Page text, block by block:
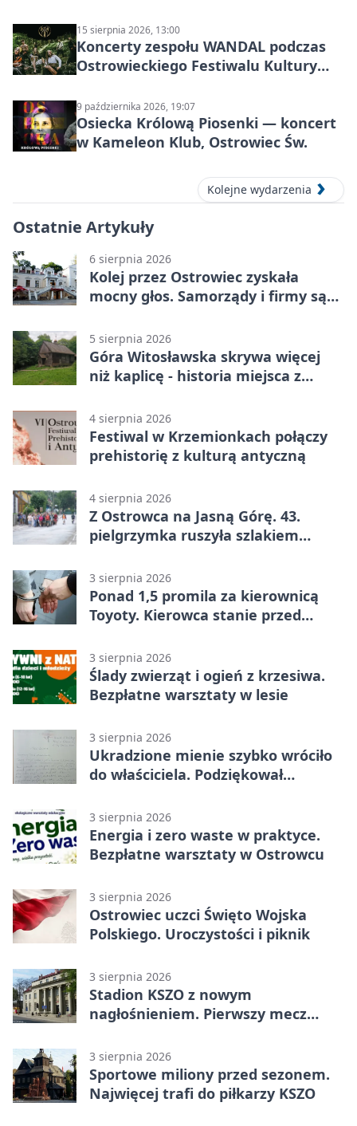
15 sierpnia 2026, 13:00
Koncerty zespołu WANDAL podczas
Ostrowieckiego Festiwalu Kultury
9 października 2026, 19:07
Osiecka Królową Piosenki — koncert
w Kameleon Klub, Ostrowiec Św.
Kolejne wydarzenia
Ostatnie Artykuły
6 sierpnia 2026
Kolej przez Ostrowiec zyskała
mocny głos. Samorządy i firmy są
5 sierpnia 2026
Góra Witosławska skrywa więcej
niż kaplicę - historia miejsca z
4 sierpnia 2026
Festiwal w Krzemionkach połączy
prehistorię z kulturą antyczną
4 sierpnia 2026
Z Ostrowca na Jasną Górę. 43.
pielgrzymka ruszyła szlakiem
3 sierpnia 2026
Ponad 1,5 promila za kierownicą
Toyoty. Kierowca stanie przed
3 sierpnia 2026
Ślady zwierząt i ogień z krzesiwa.
Bezpłatne warsztaty w lesie
3 sierpnia 2026
Ukradzione mienie szybko wróciło
do właściciela. Podziękował
3 sierpnia 2026
Energia i zero waste w praktyce.
Bezpłatne warsztaty w Ostrowcu
3 sierpnia 2026
Ostrowiec uczci Święto Wojska
Polskiego. Uroczystości i piknik
3 sierpnia 2026
Stadion KSZO z nowym
nagłośnieniem. Pierwszy mecz
3 sierpnia 2026
Sportowe miliony przed sezonem.
Najwięcej trafi do piłkarzy KSZO